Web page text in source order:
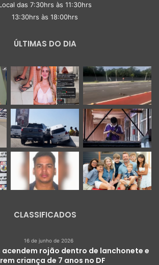
das 7:30hrs às 11:30hrs
13:30hrs às 18:00hrs
ÚLTIMAS DO DIA
CLASSIFICADOS
16 de junho de 2026
rojão dentro de lanchonete e
criança de 7 anos no DF